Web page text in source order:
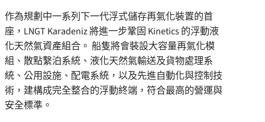
作為規劃中一系列下一代浮式儲存再氣化裝置的首
座，LNGT Karadeniz 將進一步鞏固 Kinetics 的浮動液
化天然氣資產組合。 船隻將會裝設大容量再氣化模
組、散點繫泊系統、液化天然氣輸送及貨物處理系
統、公用設施、配電系統，以及先進自動化與控制技
術，建構成完全整合的浮動終端，符合最高的營運與
安全標準。